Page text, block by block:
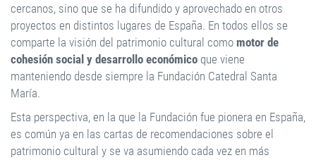
cercanos, sino que se ha difundido y aprovechado en otros
proyectos en distintos lugares de España. En todos ellos se
comparte la visión del patrimonio cultural como motor de
cohesión social y desarrollo económico que viene
manteniendo desde siempre la Fundación Catedral Santa
María.
Esta perspectiva, en la que la Fundación fue pionera en España,
es común ya en las cartas de recomendaciones sobre el
patrimonio cultural y se va asumiendo cada vez en más